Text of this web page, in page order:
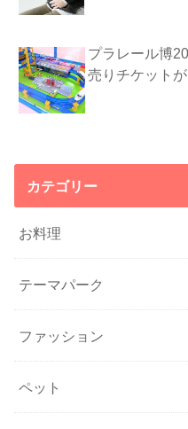
プラレール博
売りチケット
カテゴリー
お料理
テーマパーク
ファッション
ペット